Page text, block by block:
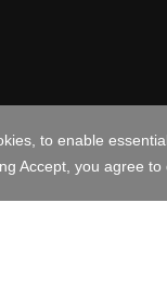
- Türkçe